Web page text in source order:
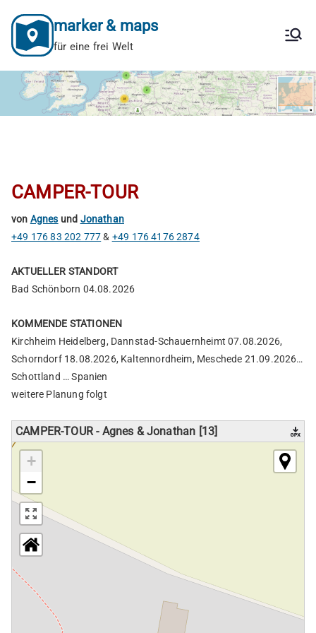
Inhalt
springen
marker & maps
für eine frei Welt
CAMPER-TOUR
von Agnes und Jonathan
+49 176 83 202 777& +49 176 4176 2874
AKTUELLER STANDORT
Bad Schönborn 04.08.2026
KOMMENDE STATIONEN
Kirchheim Heidelberg, Dannstad-Schauernheimt 07.08.2026,
Schorndorf 18.08.2026, Kaltennordheim, Meschede 21.09.2026…
Schottland … Spanien
weitere Planung folgt